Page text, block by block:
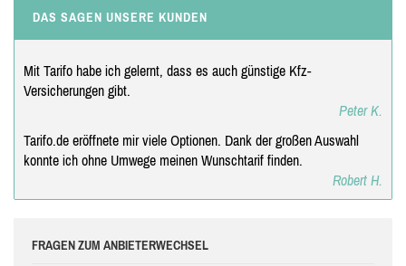
DAS SAGEN UNSERE KUNDEN
Mit Tarifo habe ich gelernt, dass es auch günstige Kfz-
Versicherungen gibt.
Peter K.
Tarifo.de eröffnete mir viele Optionen. Dank der großen Auswahl
konnte ich ohne Umwege meinen Wunschtarif finden.
Robert H.
FRAGEN ZUM ANBIETERWECHSEL